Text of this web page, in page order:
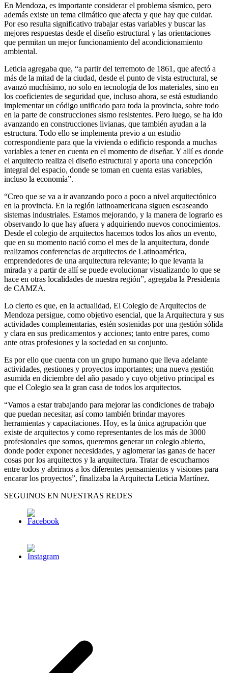
En Mendoza, es importante considerar el problema sísmico, pero
además existe un tema climático que afecta y que hay que cuidar.
Por eso resulta significativo trabajar estas variables y buscar las
mejores respuestas desde el diseño estructural y las orientaciones
que permitan un mejor funcionamiento del acondicionamiento
ambiental.
Leticia agregaba que, “a partir del terremoto de 1861, que afectó a
más de la mitad de la ciudad, desde el punto de vista estructural, se
avanzó muchísimo, no solo en tecnología de los materiales, sino en
los coeficientes de seguridad que, incluso ahora, se está estudiando
implementar un código unificado para toda la provincia, sobre todo
en la parte de construcciones sismo resistentes. Pero luego, se ha ido
avanzando en construcciones livianas, que también ayudan a la
estructura. Todo ello se implementa previo a un estudio
correspondiente para que la vivienda o edificio responda a muchas
variables a tener en cuenta en el momento de diseñar. Y allí es donde
el arquitecto realiza el diseño estructural y aporta una concepción
integral del espacio, donde se toman en cuenta estas variables,
incluso la economía”.
“Creo que se va a ir avanzando poco a poco a nivel arquitectónico
en la provincia. En la región latinoamericana siguen escaseando
sistemas industriales. Estamos mejorando, y la manera de lograrlo es
observando lo que hay afuera y adquiriendo nuevos conocimientos.
Desde el colegio de arquitectos hacemos todos los años un evento,
que en su momento nació como el mes de la arquitectura, donde
realizamos conferencias de arquitectos de Latinoamérica,
emprendedores de una arquitectura relevante; lo que levanta la
mirada y a partir de allí se puede evolucionar visualizando lo que se
hace en otras localidades de nuestra región”, agregaba la Presidenta
de CAMZA.
Lo cierto es que, en la actualidad, El Colegio de Arquitectos de
Mendoza persigue, como objetivo esencial, que la Arquitectura y sus
actividades complementarias, estén sostenidas por una gestión sólida
y clara en sus predicamentos y acciones; tanto entre pares, como
ante otras profesiones y la sociedad en su conjunto.
Es por ello que cuenta con un grupo humano que lleva adelante
actividades, gestiones y proyectos importantes; una nueva gestión
asumida en diciembre del año pasado y cuyo objetivo principal es
que el Colegio sea la gran casa de todos los arquitectos.
“Vamos a estar trabajando para mejorar las condiciones de trabajo
que puedan necesitar, así como también brindar mayores
herramientas y capacitaciones. Hoy, es la única agrupación que
existe de arquitectos y como representantes de los más de 3000
profesionales que somos, queremos generar un colegio abierto,
donde poder exponer necesidades, y aglomerar las ganas de hacer
cosas por los arquitectos y la arquitectura. Tratar de escucharnos
entre todos y abrirnos a los diferentes pensamientos y visiones para
encarar los proyectos”, finalizaba la Arquitecta Leticia Martínez.
SEGUINOS EN NUESTRAS REDES